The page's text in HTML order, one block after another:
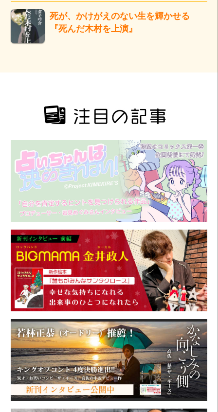
死が、かけがえのない生を輝かせる
『死んだ木村を上演』